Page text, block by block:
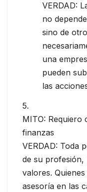
VERDAD:
no
sino de
una
pueden
las
5.
MITO: Requiero
finanzas
VERDAD: Toda
de su profesión,
valores.
asesoría en las